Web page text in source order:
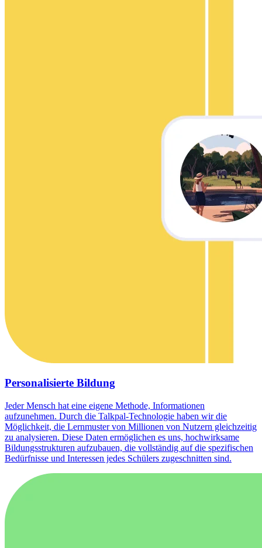
Personalisierte Bildung
Jeder Mensch hat eine eigene Methode, Informationen
aufzunehmen. Durch die Talkpal-Technologie haben wir die
Möglichkeit, die Lernmuster von Millionen von Nutzern gleichzeitig
zu analysieren. Diese Daten ermöglichen es uns, hochwirksame
Bildungsstrukturen aufzubauen, die vollständig auf die spezifischen
Bedürfnisse und Interessen jedes Schülers zugeschnitten sind.